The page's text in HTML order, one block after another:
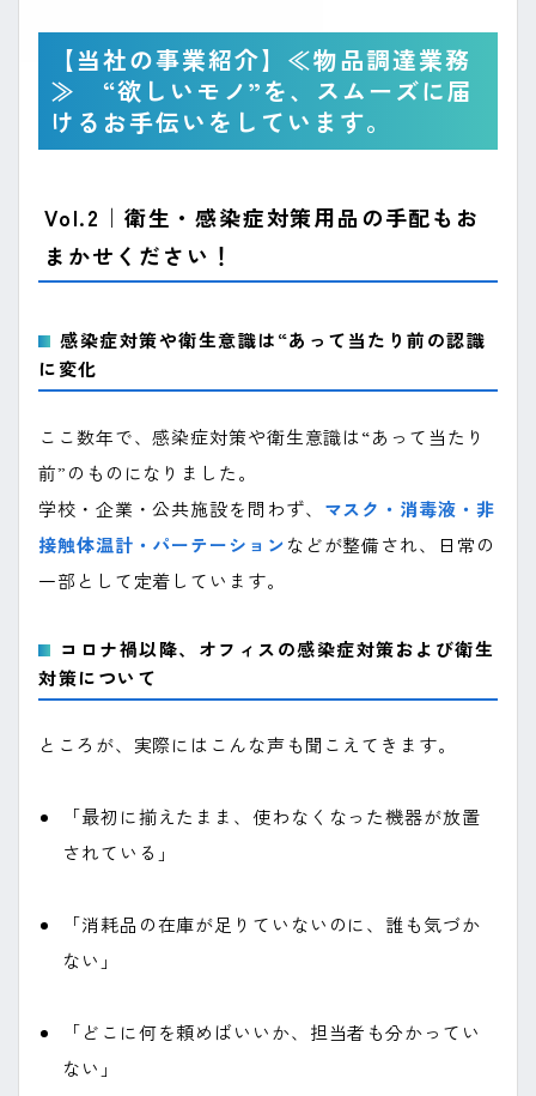
【当社の事業紹介】≪物品調達業務
≫ “欲しいモノ”を、スムーズに届
けるお手伝いをしています。
Vol.2｜衛生・感染症対策用品の手配もお
まかせください！
感染症対策や衛生意識は“あって当たり前の認識
に変化
ここ数年で、感染症対策や衛生意識は“あって当たり
前”のものになりました。
学校・企業・公共施設を問わず、 マスク・消毒液・非
接触体温計・パーテーションなどが整備され、日常の
一部として定着しています。
コロナ禍以降、オフィスの感染症対策および衛生
対策について
ところが、実際にはこんな声も聞こえてきます。
「最初に揃えたまま、使わなくなった機器が放置
されている」
「消耗品の在庫が足りていないのに、誰も気づか
ない」
「どこに何を頼めばいいか、担当者も分かってい
ない」